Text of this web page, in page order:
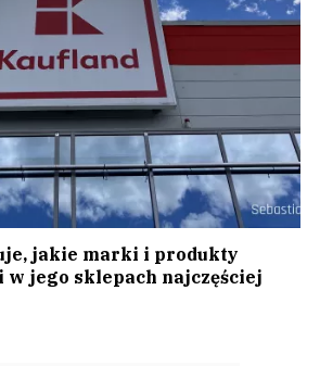
jakie marki i produkty
w jego sklepach najczęściej